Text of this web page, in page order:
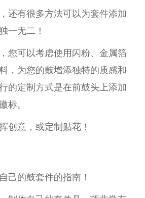
还有很多方法可以为套件添加
一无二！
您可以考虑使用闪粉、金属箔
，为您的鼓增添独特的质感和
的定制方式是在前鼓头上添加
标。
创意，或定制贴花！
己的鼓套件的指南！